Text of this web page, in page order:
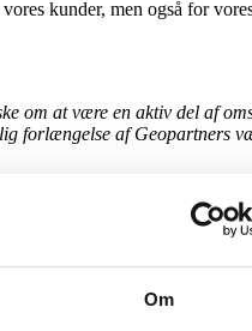
Om
kunder, men også for
om at være en aktiv del af
forlængelse af Geopartners
medarbejdere om, at vi aktivt